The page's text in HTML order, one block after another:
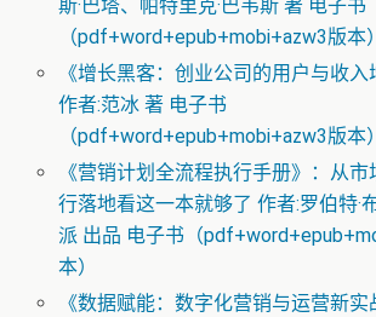
斯·巴塔、帕特里克·巴韦斯 著 电子书
（pdf+word+epub+mobi+azw3版本）
《增长黑客：创业公司的用户与收入
作者:范冰 著 电子书
（pdf+word+epub+mobi+azw3版本）
《营销计划全流程执行手册》：从
行落地看这一本就够了 作者:罗伯特·
派 出品 电子书（
本）
《数据赋能：数字化营销与运营新实